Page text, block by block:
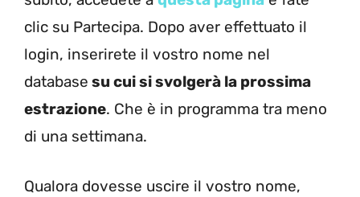
clic su Partecipa. Dopo aver effettuato il
login, inserirete il vostro nome nel
database su cui si svolgerà la prossima
estrazione. Che è in programma tra meno
di una settimana.
Qualora dovesse uscire il vostro nome,